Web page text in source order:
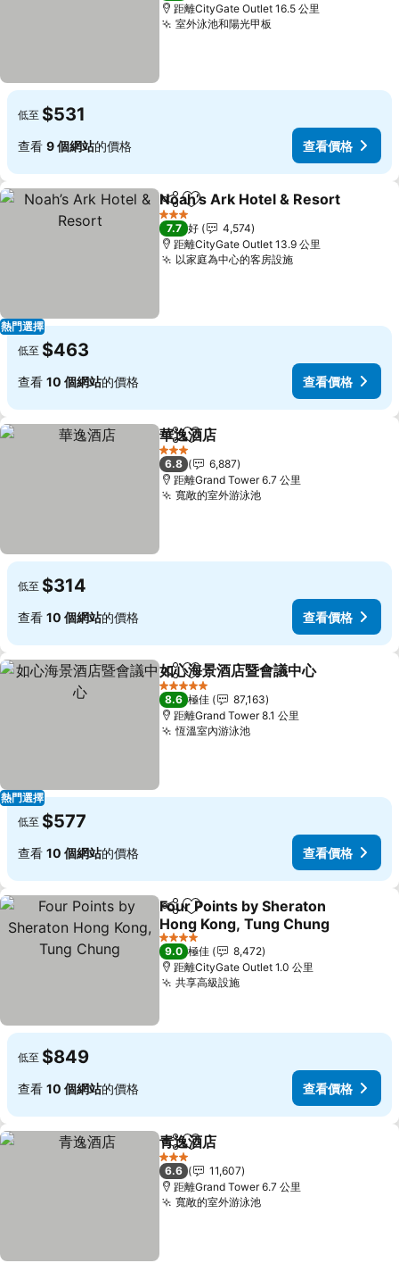
距離CityGate Outlet 16.5 公里
室外泳池和陽光甲板查看價格
低至 $531
查看 9 個網站的價格 查看價格
熱門選擇
分享 放到收藏夾
Noah’s Ark Hotel & Resort
3 星級
7.7 好
4,574
距離CityGate Outlet 13.9 公里
以家庭為中心的客房設施查看價格
低至 $463
查看 10 個網站的價格 查看價格
分享 放到收藏夾
華逸酒店
3 星級
6.8
6,887
距離Grand Tower 6.7 公里
寬敞的室外游泳池查看價格
低至 $314
查看 10 個網站的價格 查看價格
熱門選擇
分享 放到收藏夾
如心海景酒店暨會議中心
5 星級
8.6 極佳
87,163
距離Grand Tower 8.1 公里
恆溫室內游泳池查看價格
低至 $577
查看 10 個網站的價格 查看價格
分享 放到收藏夾
Four Points by Sheraton
Hong Kong, Tung Chung
查看價格
4 星級
9.0 極佳
8,472
距離CityGate Outlet 1.0 公里
共享高級設施查看價格
低至 $849
查看 10 個網站的價格 查看價格
分享 放到收藏夾
青逸酒店
3 星級
6.6
11,607
距離Grand Tower 6.7 公里
寬敞的室外游泳池查看價格